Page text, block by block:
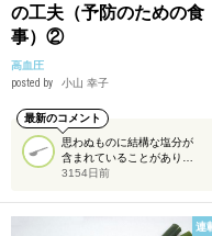
の工夫（予防のための食
事）②
高血圧
posted by
小山 幸子
最新のコメント
思わぬものに結構な塩分が
含まれていることがあり…
3154日前
連